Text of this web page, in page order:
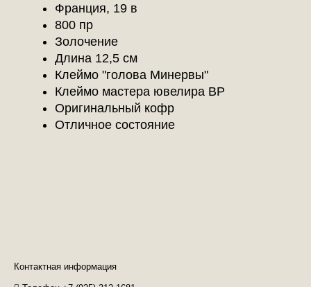
Франция, 19 в
800 пр
Золочение
Длина 12,5 см
Клеймо "голова Минервы"
Клеймо мастера ювелира BP
Оригинальный кофр
Отличное состояние
Контактная информация